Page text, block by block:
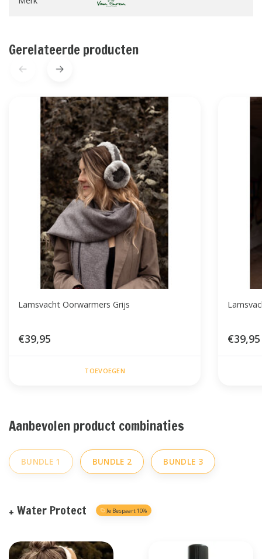
Gerelateerde producten
Lamsvacht Oorwarmers Grijs
€39,95
TOEVOEGEN
€39,95
Aanbevolen product combinaties
BUNDLE 1 BUNDLE 2 BUNDLE 3
+ Water Protect Je Bespaart 10%